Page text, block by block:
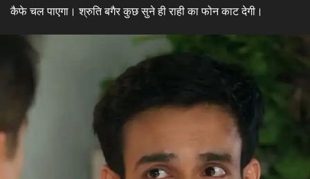
कैफे चल पाएगा। श्रुति बगैर कुछ सुने ही राही का फोन काट देगी।​